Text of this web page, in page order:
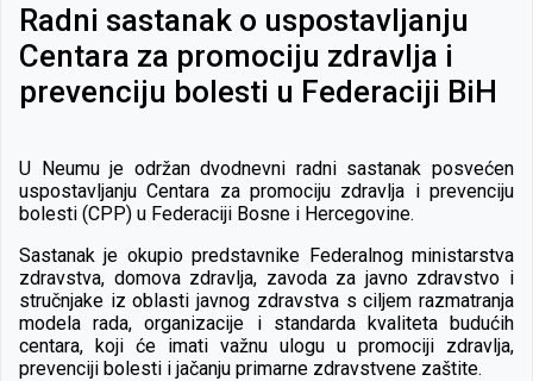
Radni sastanak o uspostavljanju
Centara za promociju zdravlja i
prevenciju bolesti u Federaciji BiH
U Neumu je održan dvodnevni radni sastanak posvećen
uspostavljanju Centara za promociju zdravlja i prevenciju
bolesti (CPP) u Federaciji Bosne i Hercegovine.
Sastanak je okupio predstavnike Federalnog ministarstva
zdravstva, domova zdravlja, zavoda za javno zdravstvo i
stručnjake iz oblasti javnog zdravstva s ciljem razmatranja
modela rada, organizacije i standarda kvaliteta budućih
centara, koji će imati važnu ulogu u promociji zdravlja,
prevenciji bolesti i jačanju primarne zdravstvene zaštite.